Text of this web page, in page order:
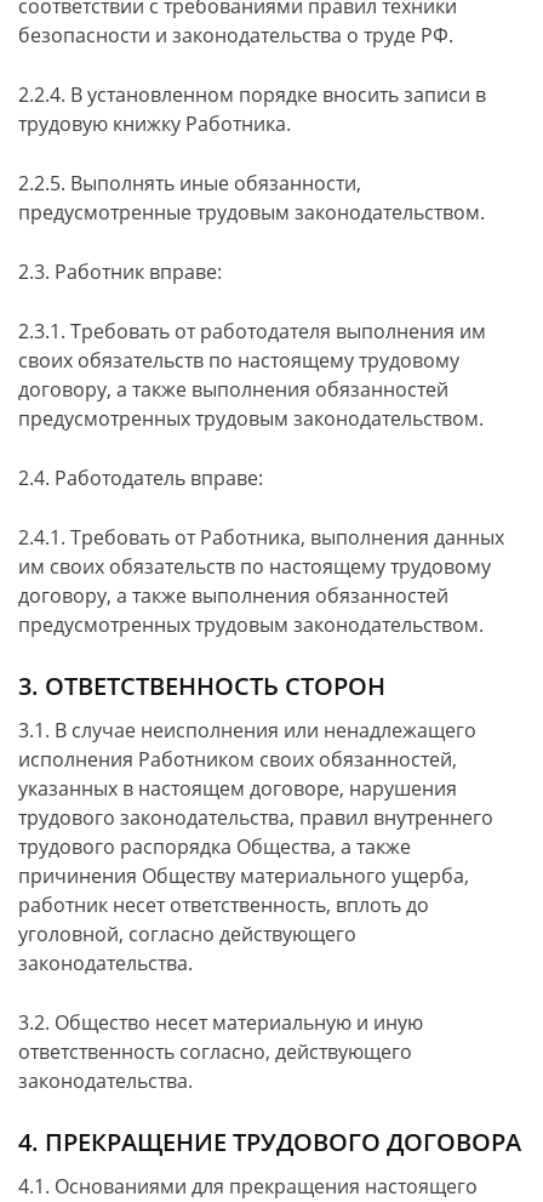
соответствии с требованиями правил техники
безопасности и законодательства о труде РФ.
2.2.4. В установленном порядке вносить записи в
трудовую книжку Работника.
2.2.5. Выполнять иные обязанности,
предусмотренные трудовым законодательством.
2.3. Работник вправе:
2.3.1. Требовать от работодателя выполнения им
своих обязательств по настоящему трудовому
договору, а также выполнения обязанностей
предусмотренных трудовым законодательством.
2.4. Работодатель вправе:
2.4.1. Требовать от Работника, выполнения данных
им своих обязательств по настоящему трудовому
договору, а также выполнения обязанностей
предусмотренных трудовым законодательством.
3. ОТВЕТСТВЕННОСТЬ СТОРОН
3.1. В случае неисполнения или ненадлежащего
исполнения Работником своих обязанностей,
указанных в настоящем договоре, нарушения
трудового законодательства, правил внутреннего
трудового распорядка Общества, а также
причинения Обществу материального ущерба,
работник несет ответственность, вплоть до
уголовной, согласно действующего
законодательства.
3.2. Общество несет материальную и иную
ответственность согласно, действующего
законодательства.
4. ПРЕКРАЩЕНИЕ ТРУДОВОГО ДОГОВОРА
4.1. Основаниями для прекращения настоящего